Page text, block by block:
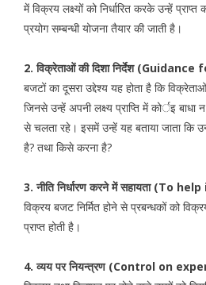
में विक्रय लक्ष्यों को निर्धारित करके उन्हें
प्रयोग सम्बन्धी योजना तैयार की जाती है।
2. विक्रेताओं की दिशा निर्देश
बजटों का दूसरा उद्देश्य यह होता है कि
जिनसे उन्हें अपनी लक्ष्य प्राप्ति में कोर्इ बाधा
से चलता रहे। इसमें उन्हें यह बताया जाता कि
है? तथा किसे करना है?
3. नीति निर्धारण करने में सहायता (To
विक्रय बजट निर्मित होने से प्रबन्धकों को
प्राप्त होती है।
4. व्यय पर नियन्त्रण (Control on